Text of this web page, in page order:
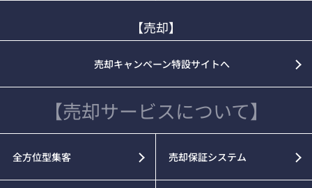
【売却】
売却キャンペーン特設サイトへ
【売却サービスについて】
全方位型集客 売却保証システム